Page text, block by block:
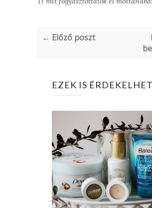
← Előző poszt
EZEK IS